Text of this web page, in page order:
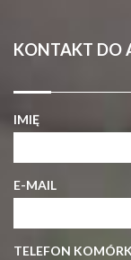
KONTAKT DO
IMIĘ
E-MAIL
TELEFON